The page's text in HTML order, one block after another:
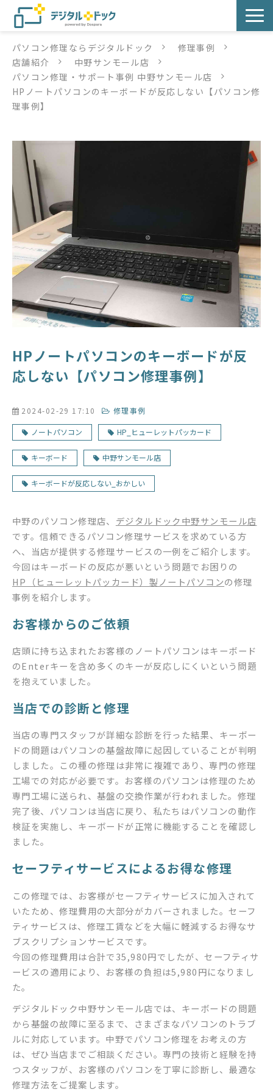
パソコン修理
サービス
店舗紹介
デジタルドックブログ
パソコン修理ならデジタルドック
修理事例
店舗紹介
中野サンモール店
パソコン修理・サポート事例 中野サンモール店
HPノートパソコンのキーボードが反応しない【パソコン修
理事例】
HPノートパソコンのキーボードが反
応しない【パソコン修理事例】
2024-02-29 17:10 修理事例
ノートパソコン HP_ヒューレットパッカード
キーボード 中野サンモール店
キーボードが反応しない_おかしい
中野のパソコン修理店、 デジタルドック中野サンモール店
です。信頼できるパソコン修理サービスを求めている方
へ、当店が提供する修理サービスの一例をご紹介します。
今回はキーボードの反応が悪いという問題でお困りの
HP（ヒューレットパッカード）製ノートパソコンの修理
事例を紹介します。
お客様からのご依頼
店頭に持ち込まれたお客様のノートパソコンはキーボード
のEnterキーを含め多くのキーが反応しにくいという問題
を抱えていました。
当店での診断と修理
当店の専門スタッフが詳細な診断を行った結果、キーボー
ドの問題はパソコンの基盤故障に起因していることが判明
しました。この種の修理は非常に複雑であり、専門の修理
工場での対応が必要です。お客様のパソコンは修理のため
専門工場に送られ、基盤の交換作業が行われました。修理
完了後、パソコンは当店に戻り、私たちはパソコンの動作
検証を実施し、キーボードが正常に機能することを確認し
ました。
セーフティサービスによるお得な修理
この修理では、お客様がセーフティサービスに加入されて
いたため、修理費用の大部分がカバーされました。セーフ
ティサービスは、修理工賃などを大幅に軽減するお得なサ
ブスクリプションサービスです。
今回の修理費用は合計で35,980円でしたが、セーフティサ
ービスの適用により、お客様の負担は5,980円になりまし
た。
デジタルドック中野サンモール店では、キーボードの問題
から基盤の故障に至るまで、さまざまなパソコンのトラブ
ルに対応しています。中野でパソコン修理をお考えの方
は、ぜひ当店までご相談ください。専門の技術と経験を持
つスタッフが、お客様のパソコンを丁寧に診断し、最適な
修理方法をご提案します。